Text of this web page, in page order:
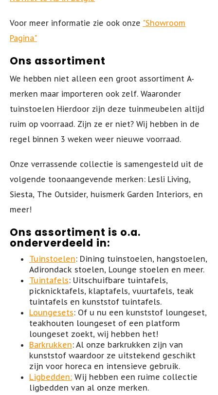
Tuinstoelen inklapbaar
Tuinstoel - AIR XL
Tuinstoel - BOX
Tuinstoel - AIR
Tuinstoel - MILA
Hangstoelen
Bijzettafel Buiten
Inklapbare Tuintafels
Bistrotafels
Tuintafels hout
Tuintafels metaal
Voor meer informatie zie ook onze "Showroom
Pagina"
Ons assortiment
We hebben niet alleen een groot assortiment A-
merken maar importeren ook zelf. Waaronder
tuinstoelen Hierdoor zijn deze tuinmeubelen altijd
ruim op voorraad. Zijn ze er niet? Wij hebben in de
regel binnen 3 weken weer nieuwe voorraad.
Onze verrassende collectie is samengesteld uit de
volgende toonaangevende merken: Lesli Living,
Siesta, The Outsider, huismerk Garden Interiors, en
meer!
Ons assortiment is o.a.
onderverdeeld in:
Tuinstoelen: Dining tuinstoelen, hangstoelen,
Adirondack stoelen, Lounge stoelen en meer.
Tuintafels: Uitschuifbare tuintafels,
picknicktafels, klaptafels, vuurtafels, teak
tuintafels en kunststof tuintafels.
Loungesets: Of u nu een kunststof loungeset,
teakhouten loungeset of een platform
loungeset zoekt, wij hebben het!
Barkrukken: Al onze barkrukken zijn van
kunststof waardoor ze uitstekend geschikt
zijn voor horeca en intensieve gebruik.
Ligbedden: Wij hebben een ruime collectie
ligbedden van al onze merken.